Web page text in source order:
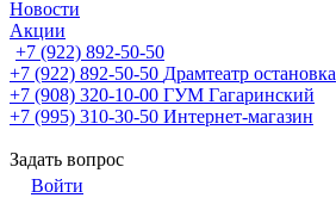
Новости
Акции
+7 (922) 892-50-50
+7 (922) 892-50-50 Драмтеатр остановка
+7 (908) 320-10-00 ГУМ Гагаринский
+7 (995) 310-30-50 Интернет-магазин
Задать вопрос
Войти